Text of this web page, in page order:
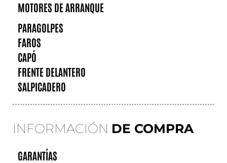
MOTORES DE ARRANQUE
PARAGOLPES
FAROS
CAPÓ
FRENTE DELANTERO
SALPICADERO
INFORMACIÓN DE COMPRA
GARANTÍAS